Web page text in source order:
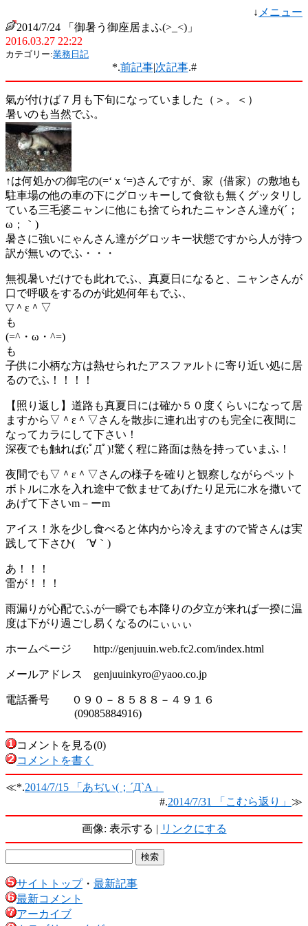
↓ メニュー
2014/7/24 「御暑う御座居まふ(>_<)」
2016.03.27 22:22
カテゴリー:業務日記
*.前記事|次記事.#
氣が付けば７月も下旬になっていました（＞。＜）
暑いのも当然でふ。
↑は何処かの御宅の(=‘ｘ‘=)さんですが、家（借家）の敷地も
駐車場の他の車の下にグロッキーして食欲も無くグッタリし
ている三毛婆ニャンに他にも捨てられたニャンさん達が(´；
ω；｀)
暑さに強いにゃんさん達がグロッキー状態ですから人が持つ
訳が無いのでふ・・・
無視暑いだけでも此れでふ、真夏日になると、ニャンさんが
口で呼吸をするのが此処何年もでふ、
▽＾ε＾▽
も
(=^・ω・^=)
も
子供に小柄な方は熱せられたアスファルトに寄り近い処に居
るのでふ！！！！
【照り返し】道路も真夏日には確か５０度くらいになって居
ますから▽＾ε＾▽さんを散歩に連れ出すのも完全に夜間に
なってカラにして下さい！
深夜でも触れば(;ﾟДﾟ)!驚く程に路面は熱を持っていまふ！
夜間でも▽＾ε＾▽さんの様子を確りと観察しながらペット
ボトルに水を入れ途中で飲ませてあげたり足元に水を撒いて
あげて下さいm－ーm
アイス！氷を少し食べると体内から冷えますので皆さんは実
践して下さひ( ´∀｀)
あ！！！
雷が！！！
雨漏りが心配でふが一瞬でも本降りの夕立が来れば一揆に温
度は下がり過ごし易くなるのにぃぃぃ
ホームページ http://genjuuin.web.fc2.com/index.html
メールアドレス genjuuinkyro@yaoo.co.jp
電話番号 ０９０－８５８８－４９１６
(09085884916)
コメントを見る(0)
コメントを書く
≪*.2014/7/15 「あぢい(；´Д`A」
#.2014/7/31 「こむら返り」 ≫
画像: 表示する | リンクにする
サイトトップ・ 最新記事
最新コメント
アーカイブ